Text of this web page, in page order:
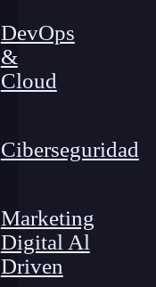
DevOps
&
Cloud
Ciberseguridad
Marketing
Digital Al
Driven